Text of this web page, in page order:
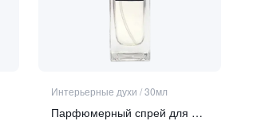
Интерьерные духи /30мл
Парфюмерный спрей для дома "Blue Essence"